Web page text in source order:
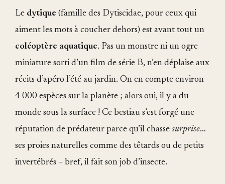
Le dytique (famille des Dytiscidae, pour ceux qui
aiment les mots à coucher dehors) est avant tout un
coléoptère aquatique. Pas un monstre ni un ogre
miniature sorti d’un film de série B, n’en déplaise aux
récits d’apéro l’été au jardin. On en compte environ
4 000 espèces sur la planète ; alors oui, il y a du
monde sous la surface ! Ce bestiau s’est forgé une
réputation de prédateur parce qu’il chasse surprise…
ses proies naturelles comme des têtards ou de petits
invertébrés – bref, il fait son job d’insecte.